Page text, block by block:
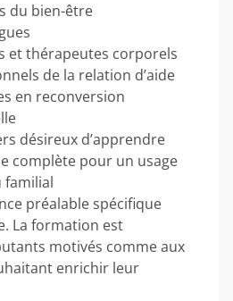
du bien-être
et thérapeutes corporels
de la relation d’aide
en reconversion
désireux d’apprendre
complète pour un usage
familial
préalable spécifique
La formation est
motivés comme aux
enrichir leur